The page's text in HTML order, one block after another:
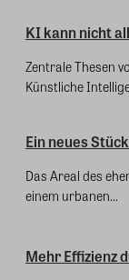
KI kann nicht
Zentrale Thesen
Künstliche
Ein neues
Das Areal des
einem urbanen...
Mehr Effizienz